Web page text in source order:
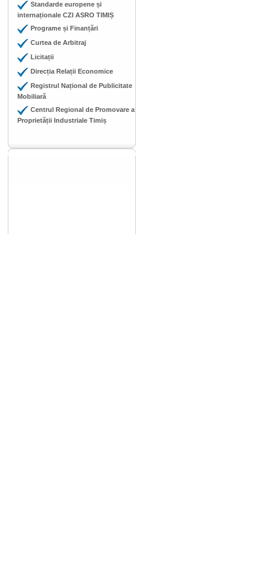
Standarde europene și
internaționale CZI ASRO TIMIȘ
Programe și Finanțări
Curtea de Arbitraj
Licitații
Direcția Relații Economice
Registrul Național de Publicitate
Mobiliară
Centrul Regional de Promovare a
Proprietății Industriale Timiș